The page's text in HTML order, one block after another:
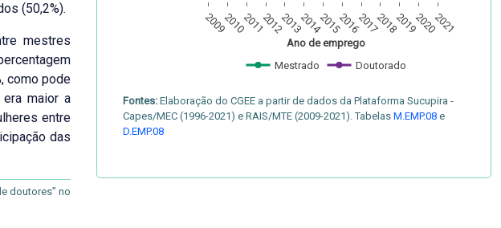
(50,2%).
mestres
como pode
maior a
entre
das
doutores” no
2009201020112012201320142015201620172018201920202021
Mestrado Doutorado
Ano de emprego
Fontes: Elaboração do CGEE a partir de dados da Plataforma Sucupira -
Capes/MEC (1996-2021) e RAIS/MTE (2009-2021). Tabelas M.EMP.08 e
D.EMP.08